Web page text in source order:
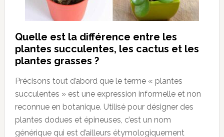
Quelle est la différence entre les
plantes succulentes, les cactus et les
plantes grasses ?
Précisons tout d’abord que le terme « plantes
succulentes » est une expression informelle et non
reconnue en botanique. Utilisé pour désigner des
plantes dodues et épineuses, c’est un nom
générique qui est d’ailleurs étymologiquement